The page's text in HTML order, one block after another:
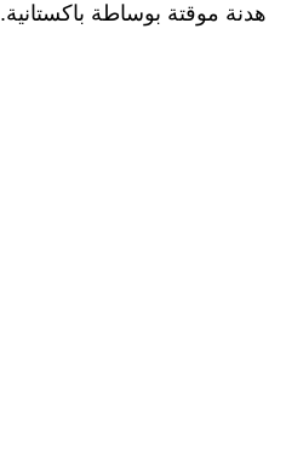
هدنة موقتة بوساطة باكستانية.